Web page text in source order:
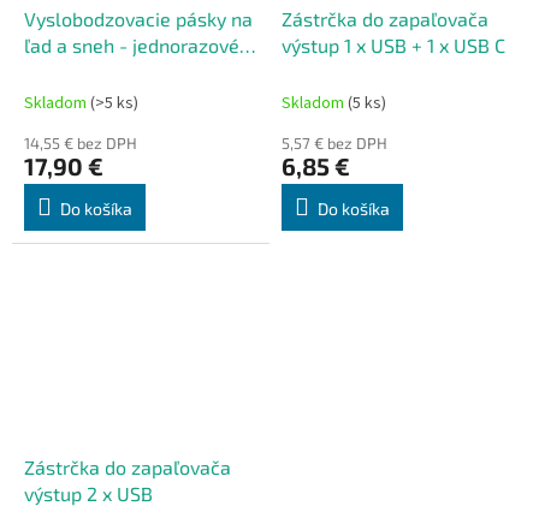
Vyslobodzovacie pásky na
ľad a sneh - jednorazové
Skladom (>5 ks)
14,55 € bez DPH
17,90 €
Do košíka
Zástrčka do zapaľovača
výstup 1 x USB + 1 x USB C
Skladom (5 ks)
5,57 € bez DPH
6,85 €
Do košíka
Zástrčka do zapaľovača
výstup 2 x USB